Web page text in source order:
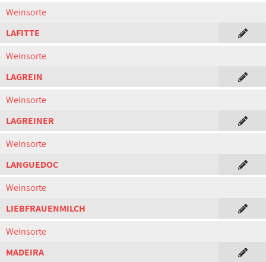
Weinsorte
LAFITTE
Weinsorte
LAGREIN
Weinsorte
LAGREINER
Weinsorte
LANGUEDOC
Weinsorte
LIEBFRAUENMILCH
Weinsorte
MADEIRA